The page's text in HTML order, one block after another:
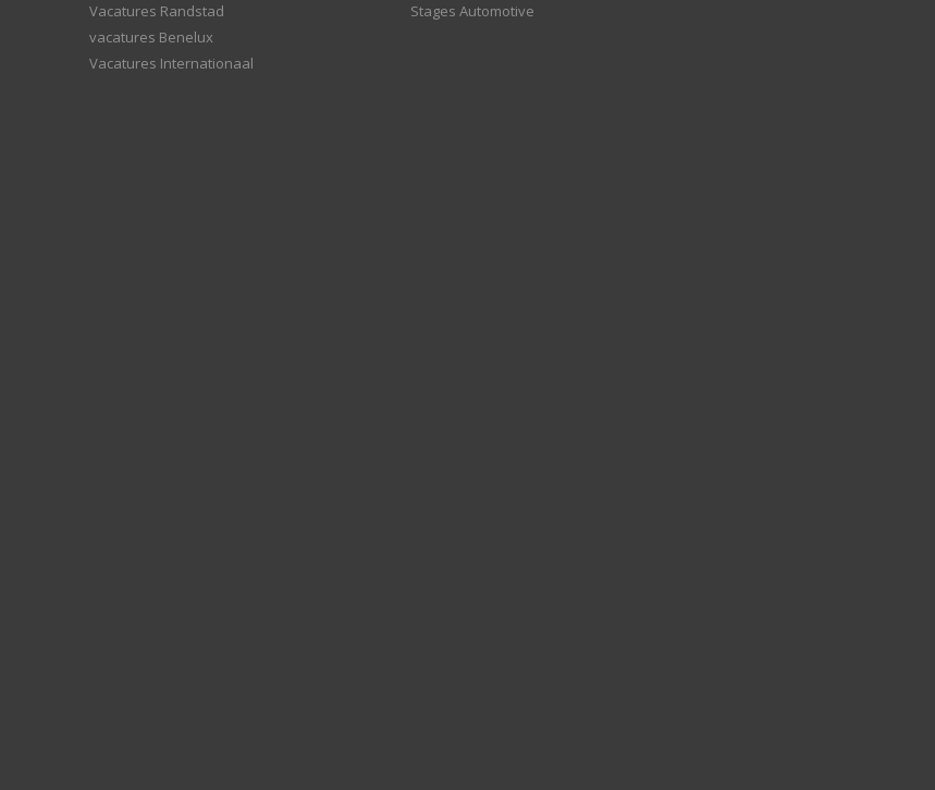
Vacatures Randstad
vacatures Benelux
Vacatures Internationaal
Stages Automotive